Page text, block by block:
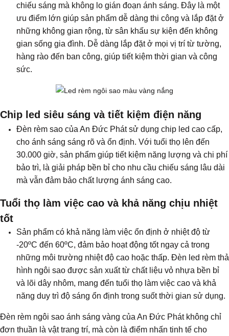
chiếu sáng mà không lo gián đoạn ánh sáng. Đây là một
ưu điểm lớn giúp sản phẩm dễ dàng thi công và lắp đặt ở
những không gian rộng, từ sân khấu sự kiện đến không
gian sống gia đình. Dễ dàng lắp đặt ở mọi vị trí từ tường,
hàng rào đến ban công, giúp tiết kiệm thời gian và công
sức.
Chip led siêu sáng và tiết kiệm điện năng
Đèn rèm sao của An Đức Phát sử dụng chip led cao cấp,
cho ánh sáng sáng rõ và ổn định. Với tuổi thọ lên đến
30.000 giờ, sản phẩm giúp tiết kiệm năng lượng và chi phí
bảo trì, là giải pháp bền bỉ cho nhu cầu chiếu sáng lâu dài
mà vẫn đảm bảo chất lượng ánh sáng cao.
Tuổi thọ làm việc cao và khả năng chịu nhiệt
tốt
Sản phẩm có khả năng làm việc ổn định ở nhiệt độ từ
-20ºC đến 60ºC, đảm bảo hoạt động tốt ngay cả trong
những môi trường nhiệt độ cao hoặc thấp. Đèn led rèm thả
hình ngôi sao được sản xuất từ chất liệu vỏ nhựa bền bỉ
và lõi dây nhôm, mang đến tuổi thọ làm việc cao và khả
năng duy trì độ sáng ổn định trong suốt thời gian sử dụng.
Đèn rèm ngôi sao ánh sáng vàng của An Đức Phát không chỉ
đơn thuần là vật trang trí, mà còn là điểm nhấn tinh tế cho